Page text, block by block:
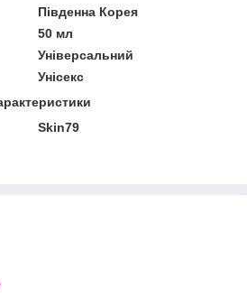
Південна Корея
50 мл
Універсальний
Унісекс
Skin79